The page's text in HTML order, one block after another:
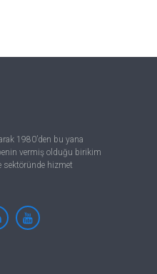
1980’den bu yana
vermiş olduğu birikim
sektöründe hizmet